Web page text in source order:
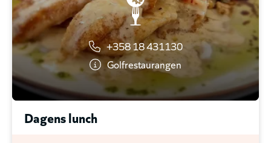
+358 18 431130
Golfrestaurangen
Dagens lunch